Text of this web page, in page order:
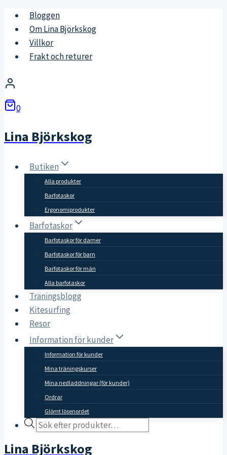
Skip
content
Bloggen
Om Lina Björkskog
Villkor
Frakt och returer
0
Lina Björkskog
Butiken
Alla produkter
Barfotaskor
Ergonomiprodukter
Barfotaskor
Barfotaskor för damer
Barfotaskor för barn
Barfotaskor för män
Alla barfotaskor
Träningsblogg
Kitesurfing
Resor
Information för kunder
Information för kunder
Mina träningskurser
Mina nedladdningar (för kunder)
Ordrar
Glömt lösenordet
Products
Lina Björkskog